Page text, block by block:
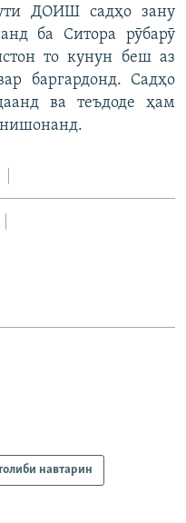
ДОИШ садҳо зану
ба Ситора рӯбарӯ
то кунун беш аз
баргардонд. Садҳо
ва теъдоде ҳам
навтарин